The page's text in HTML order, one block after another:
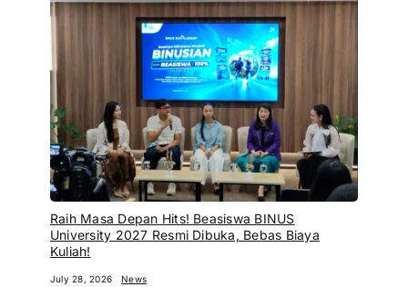
Raih Masa Depan Hits! Beasiswa BINUS
University 2027 Resmi Dibuka, Bebas Biaya
Kuliah!
July 28, 2026 News